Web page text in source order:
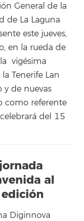
General de la
de La Laguna
este jueves,
en la rueda de
vigésima
Tenerife Lan
y de nuevas
como referente
del 15
al
Diginnova